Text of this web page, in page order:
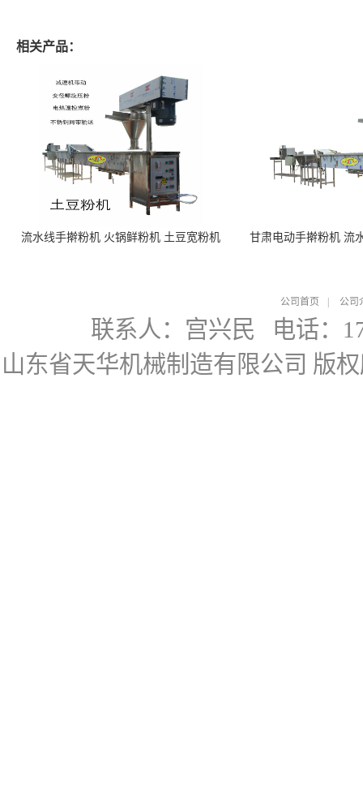
相关产品：
流水线手擀粉机 火锅鲜粉机 土豆宽粉机 甘肃电动手擀粉机 流
公司首页 公司
联系人：宫兴民 电话：
山东省天华机械制造有限公司 版